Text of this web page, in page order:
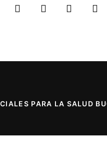
PARA LA SALUD